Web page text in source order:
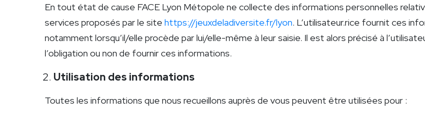
En tout état de cause FACE Lyon Métopole ne collecte des informations personnelles
services proposés par le site https://jeuxdeladiversite.fr/lyon. L’utilisateur.rice fournit ces
notamment lorsqu’il/elle procède par lui/elle-même à leur saisie. Il est alors précisé à
l’obligation ou non de fournir ces informations.
Utilisation des informations
Toutes les informations que nous recueillons auprès de vous peuvent être utilisées pour :